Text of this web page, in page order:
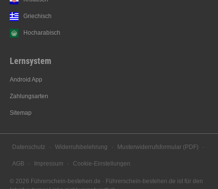
Griechisch
Hocharabisch
Lernsystem
Android App
Zahlungsarten
Sitemap
Datenschutz · Widerrufsbelehrung · Musterwiderrufsformular (PDF) ·
AGB · Impressum · Cookie-Einstellungen
© 2026 Führerschein-bestehen.de · Führerschein-bestehen.de ist für den